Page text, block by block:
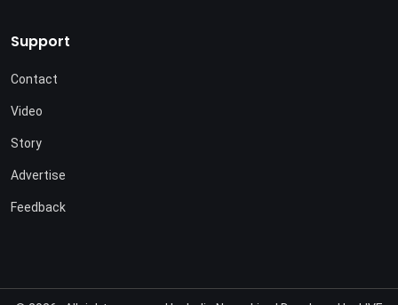
Support
Contact
Video
Story
Advertise
Feedback